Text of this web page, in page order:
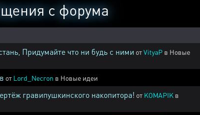
с форума
Придумайте что ни будь с ними отVityaP в Новые
от Lord_Necron в Новые идеи
гравипушкинского накопитора! от KOMAPIK в